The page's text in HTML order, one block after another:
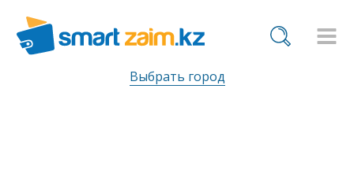
Выбрать город